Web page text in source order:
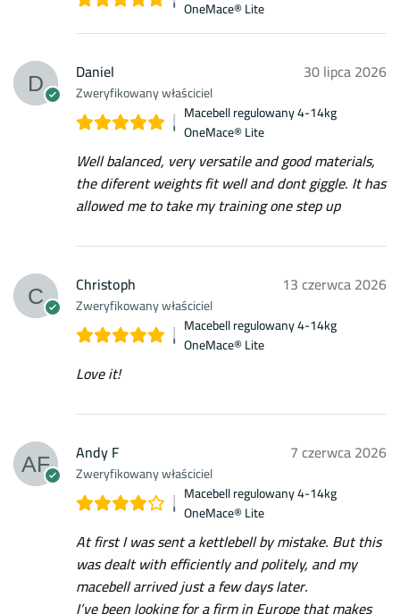
OneMace® Lite
Daniel
Zweryfikowany właściciel
30 lipca 2026
Macebell regulowany 4-14kg
OneMace® Lite
Well balanced, very versatile and good materials,
the diferent weights fit well and dont giggle. It has
allowed me to take my training one step up
Christoph
Zweryfikowany właściciel
13 czerwca 2026
Macebell regulowany 4-14kg
OneMace® Lite
Love it!
Andy F
Zweryfikowany właściciel
7 czerwca 2026
Macebell regulowany 4-14kg
OneMace® Lite
At first I was sent a kettlebell by mistake. But this
was dealt with efficiently and politely, and my
macebell arrived just a few days later.